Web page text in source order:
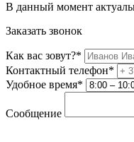
В данный момент
Заказать звонок
Как вас зовут?*
Контактный телефон*
Удобное время*
Сообщение